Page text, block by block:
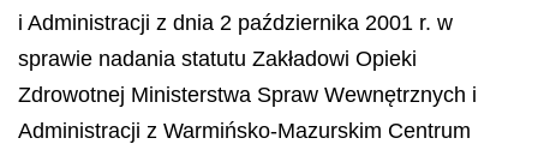
i Administracji z dnia 2 października 2001 r. w
sprawie nadania statutu Zakładowi Opieki
Zdrowotnej Ministerstwa Spraw Wewnętrznych i
Administracji z Warmińsko-Mazurskim Centrum